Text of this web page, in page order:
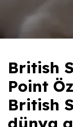
British
Point
British
dünya